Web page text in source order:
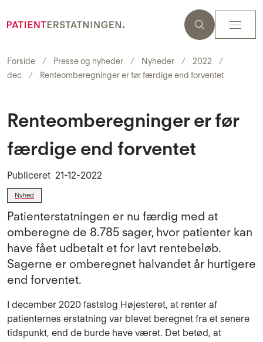
Forside Presse og nyheder Nyheder
2022
dec
Renteomberegninger er før færdige end forventet
Renteomberegninger er før
færdige end forventet
Publiceret 21-12-2022
Nyhed
Patienterstatningen er nu færdig med at
omberegne de 8.785 sager, hvor patienter kan
have fået udbetalt et for lavt rentebeløb.
Sagerne er omberegnet halvandet år hurtigere
end forventet.
I december 2020 fastslog Højesteret, at renter af
patienternes erstatning var blevet beregnet fra et senere
tidspunkt, end de burde have været. Det betød, at